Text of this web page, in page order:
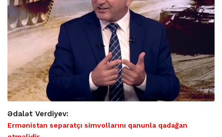
Ədalət Verdiyev:
Ermənistan separatçı simvollarını qanunla qadağan